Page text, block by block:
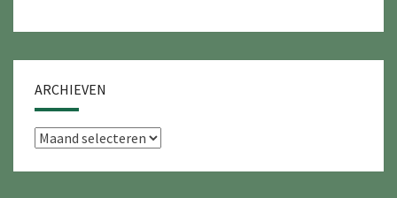
ARCHIEVEN
Archieven